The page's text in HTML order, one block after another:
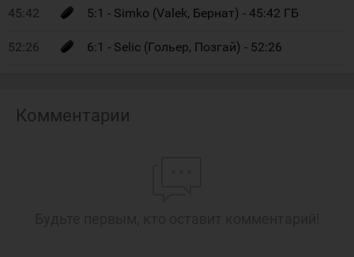
45:42 5:1 - Simko (Valek, Бернат) - 45:42 ГБ
52:26 6:1 - Selic (Гольер, Позгай) - 52:26
Комментарии